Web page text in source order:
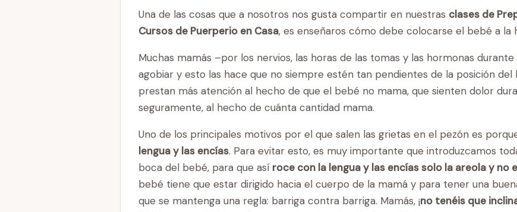
Una de las cosas que a nosotros nos gusta compartir en nuestras clases de
Cursos de Puerperio en Casa, es enseñaros cómo debe colocarse el bebé a la
Muchas mamás –por los nervios, las horas de las tomas y las hormonas
agobiar y esto las hace que no siempre estén tan pendientes de la posición
prestan más atención al hecho de que el bebé no mama, que sienten dolor
seguramente, al hecho de cuánta cantidad mama.
Uno de los principales motivos por el que salen las grietas en el pezón es
lengua y las encías. Para evitar esto, es muy importante que introduzcamos
boca del bebé, para que así roce con la lengua y las encías solo la areola y no
bebé tiene que estar dirigido hacia el cuerpo de la mamá y para tener una
que se mantenga una regla: barriga contra barriga. Mamás, ¡no tenéis que